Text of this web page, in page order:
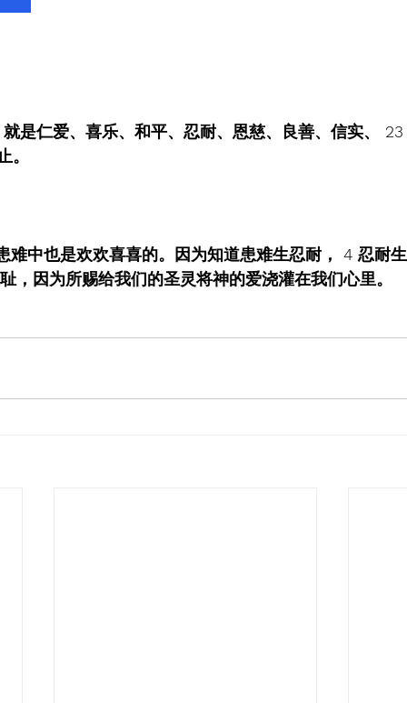
是仁爱、喜乐、和平、忍耐、恩慈、良善、信实、
。
难中也是欢欢喜喜的。因为知道患难生忍耐， 4 忍耐
，因为所赐给我们的圣灵将神的爱浇灌在我们心里。